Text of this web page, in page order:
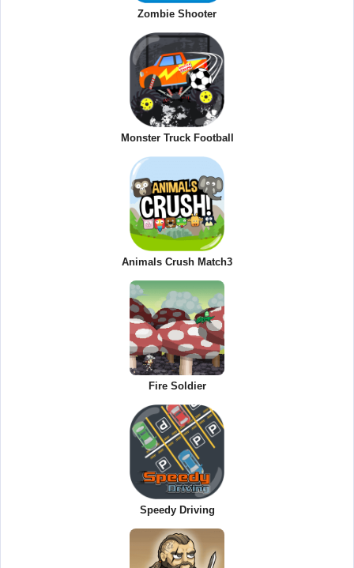
Zombie Shooter
Monster Truck Football
Animals Crush Match3
Fire Soldier
Speedy Driving